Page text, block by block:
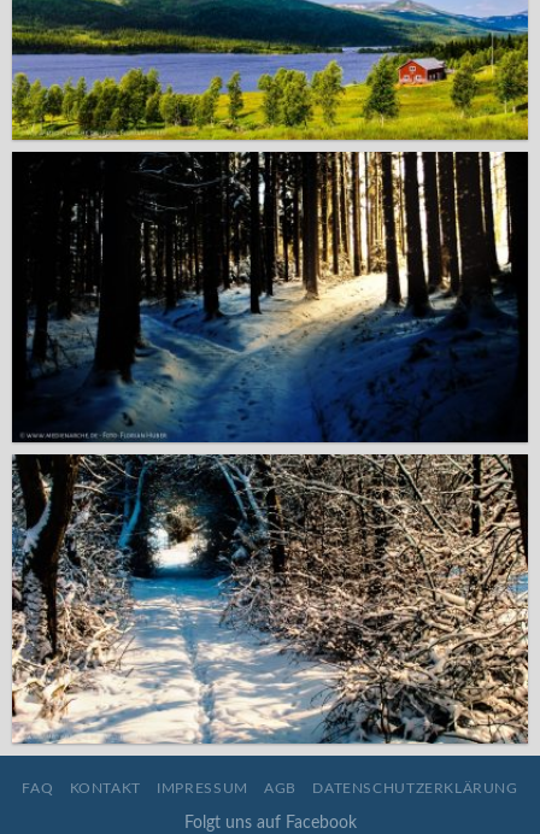
FAQ KONTAKT IMPRESSUM AGB DATENSCHUTZERKLÄRUNG
Folgt uns auf Facebook